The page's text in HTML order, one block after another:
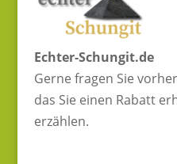
Echter-Schungit.de
Gerne fragen Sie
das Sie einen Rabatt
erzählen.